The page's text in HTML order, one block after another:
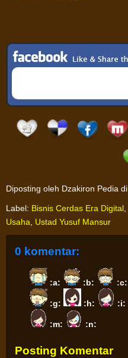
Diposting oleh Dzakiron Pedia di
Label: Bisnis Cerdas Era Digital
Usaha
Ustad Yusuf Mansur
0 komentar:
:a: :b: :c:
:g: :h: :i:
:m: :n:
Posting Komentar